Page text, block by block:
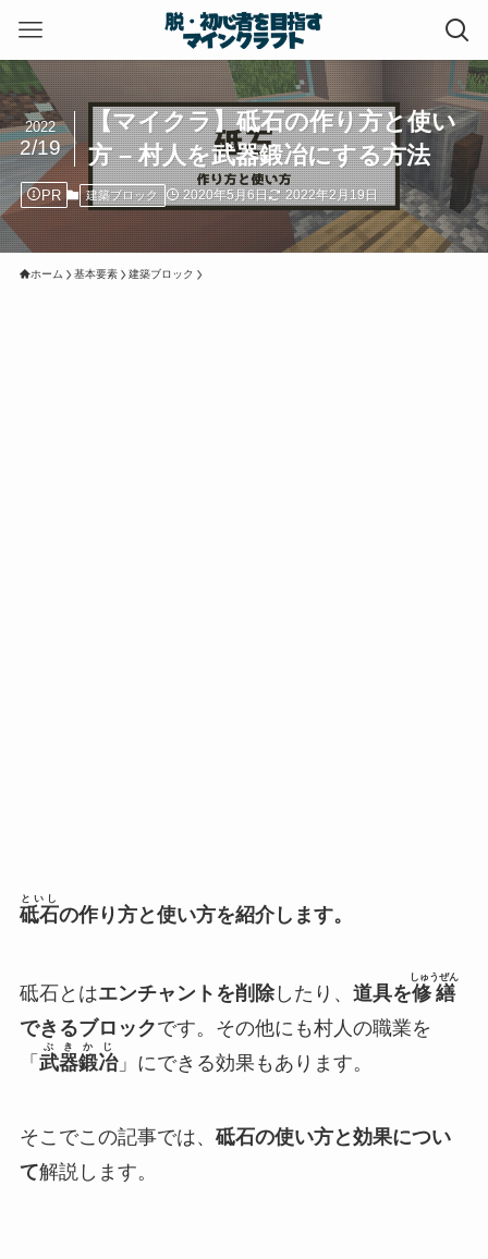
【マイクラ】砥石の作り方と使い
方 – 村人を武器鍛冶にする方法
2022
2/19
PR 建築ブロック 2020年5月6日 2022年2月19日
ホーム 基本要素 建築ブロック
砥石
といし
の作り方と使い方を紹介します。
砥石とはエンチャントを削除したり、 道具を修繕
しゅうぜん
できるブロックです。その他にも村人の職業を
「 武器鍛冶
ぶきかじ
」にできる効果もあります。
そこでこの記事では、 砥石の使い方と効果につい
て解説します。